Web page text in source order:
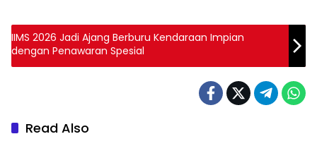
IIMS 2026 Jadi Ajang Berburu Kendaraan Impian
dengan Penawaran Spesial
Read Also